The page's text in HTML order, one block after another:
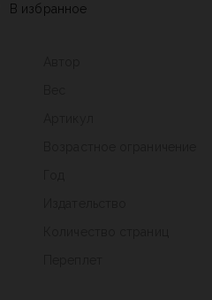
В избранное